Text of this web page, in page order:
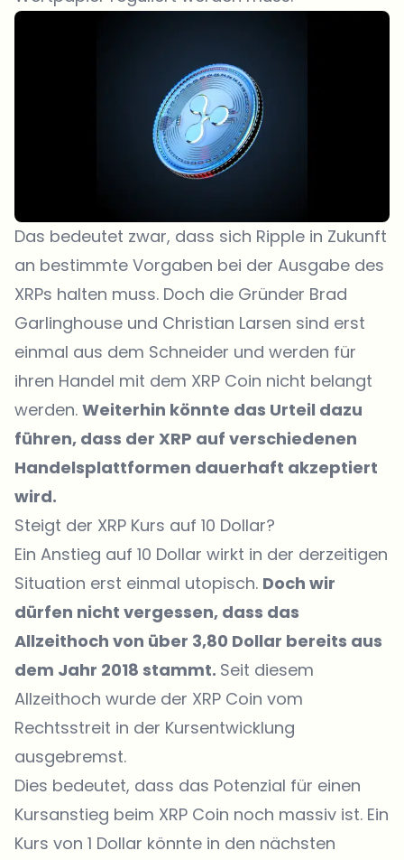
Das bedeutet zwar, dass sich Ripple in Zukunft
an bestimmte Vorgaben bei der Ausgabe des
XRPs halten muss. Doch die Gründer Brad
Garlinghouse und Christian Larsen sind erst
einmal aus dem Schneider und werden für
ihren Handel mit dem XRP Coin nicht belangt
werden. Weiterhin könnte das Urteil dazu
führen, dass der XRP auf verschiedenen
Handelsplattformen dauerhaft akzeptiert
wird.
Steigt der XRP Kurs auf 10 Dollar?
Ein Anstieg auf 10 Dollar wirkt in der derzeitigen
Situation erst einmal utopisch. Doch wir
dürfen nicht vergessen, dass das
Allzeithoch von über 3,80 Dollar bereits aus
dem Jahr 2018 stammt. Seit diesem
Allzeithoch wurde der XRP Coin vom
Rechtsstreit in der Kursentwicklung
ausgebremst.
Dies bedeutet, dass das Potenzial für einen
Kursanstieg beim XRP Coin noch massiv ist. Ein
Kurs von 1 Dollar könnte in den nächsten